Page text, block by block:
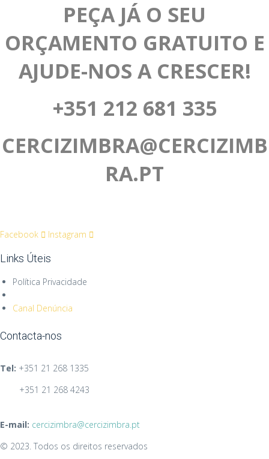
PEÇA JÁ O SEU
ORÇAMENTO GRATUITO E
AJUDE-NOS A CRESCER!
+351 212 681 335
CERCIZIMBRA@CERCIZIMB
RA.PT
Facebook Instagram
Links Úteis
Política Privacidade
Canal Denúncia
Contacta-nos
Tel: +351 21 268 1335
+351 21 268 4243
E-mail: cercizimbra@cercizimbra.pt
© 2023. Todos os direitos reservados